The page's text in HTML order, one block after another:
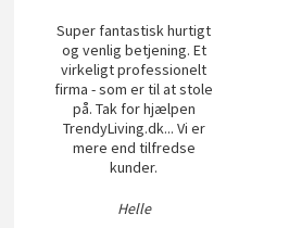
Super fantastisk hurtigt
og venlig betjening. Et
virkeligt professionelt
firma - som er til at stole
på. Tak for hjælpen
TrendyLiving.dk... Vi er
mere end tilfredse
kunder.
Helle